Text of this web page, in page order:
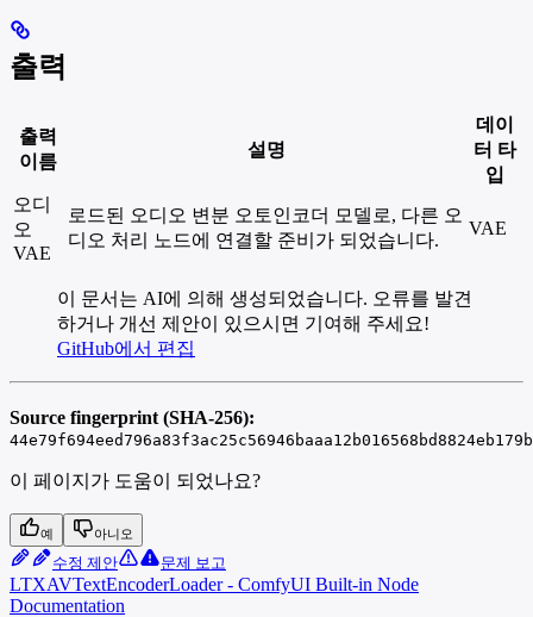
출력
출력
이름
설명
데이
터 타
입
오디
오
VAE
로드된 오디오 변분 오토인코더 모델로, 다른 오
디오 처리 노드에 연결할 준비가 되었습니다.
VAE
이 문서는 AI에 의해 생성되었습니다. 오류를 발견
하거나 개선 제안이 있으시면 기여해 주세요!
GitHub에서 편집
Source fingerprint (SHA-256):
이 페이지가 도움이 되었나요?
예 아니오
수정 제안 문제 보고
LTXAVTextEncoderLoader - ComfyUI Built-in Node
Documentation